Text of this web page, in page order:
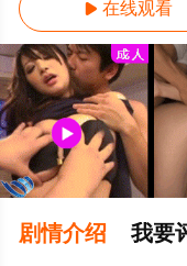
 在线观看
剧情介绍 我要